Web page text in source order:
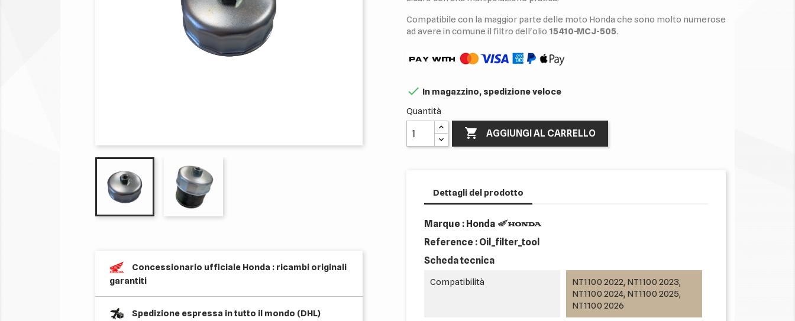
Concessionario ufficiale Honda : ricambi originali
garantiti
Spedizione espressa in tutto il mondo (DHL)
Compatibile con la maggior parte delle moto Honda che sono molto numerose
ad avere in comune il filtro dell'olio 15410-MCJ-505.
 In magazzino, spedizione veloce
Quantità
 AGGIUNGI AL CARRELLO
Dettagli del prodotto
Marque : Honda
Reference : Oil_filter_tool
Scheda tecnica
Compatibilità
NT1100 2022, NT1100 2023,
NT1100 2024, NT1100 2025,
NT1100 2026